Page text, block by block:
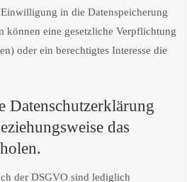
in die Datenspeicherung
können eine gesetzliche Verpflichtung
oder ein berechtigtes Interesse die
Datenschutzerklärung
das
der DSGVO sind lediglich